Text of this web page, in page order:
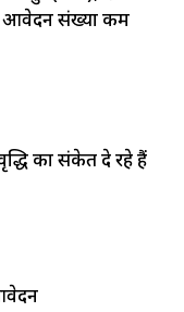
आवेदन संख्या कम
का संकेत दे रहे हैं